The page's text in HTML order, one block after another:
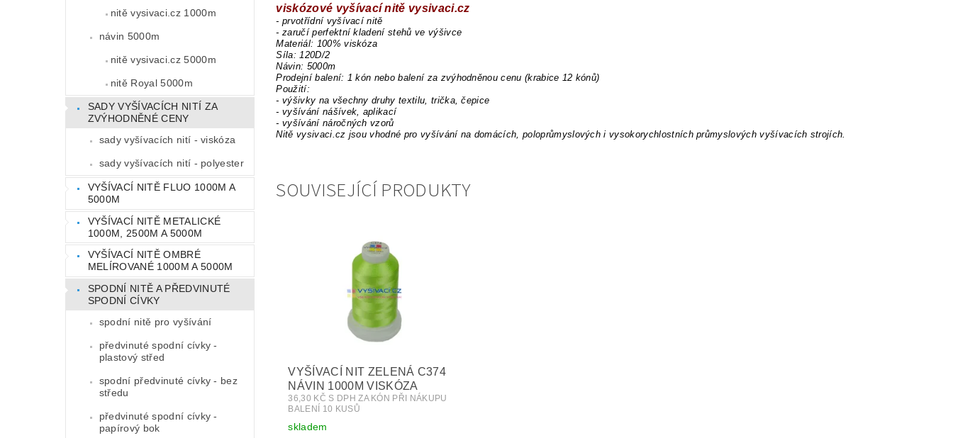
nitě vysivaci.cz 1000m
návin 5000m
nitě vysivaci.cz 5000m
nitě Royal 5000m
SADY VYŠÍVACÍCH NITÍ ZA
ZVÝHODNĚNÉ CENY
sady vyšívacích nití - viskóza
sady vyšívacích nití - polyester
VYŠÍVACÍ NITĚ FLUO 1000M A
5000M
VYŠÍVACÍ NITĚ METALICKÉ
1000M, 2500M A 5000M
VYŠÍVACÍ NITĚ OMBRÉ
MELÍROVANÉ 1000M A 5000M
SPODNÍ NITĚ A PŘEDVINUTÉ
SPODNÍ CÍVKY
spodní nitě pro vyšívání
předvinuté spodní cívky -
plastový střed
spodní předvinuté cívky - bez
středu
předvinuté spodní cívky -
papírový bok
viskózové vyšívací nitě vysivaci.cz
- prvotřídní vyšívací nitě
- zaručí perfektní kladení stehů ve výšivce
Materiál: 100% viskóza
Síla: 120D/2
Návin: 5000m
Prodejní balení: 1 kón nebo balení za zvýhodněnou cenu (krabice 12 kónů)
Použití:
- výšivky na všechny druhy textilu, trička, čepice
- vyšívání nášívek, aplikací
- vyšívání náročných vzorů
Nitě vysivaci.cz jsou vhodné pro vyšívání na domácích, poloprůmyslových i vysokorychlostních průmyslových vyšívacích strojích.
SOUVISEJÍCÍ PRODUKTY
VYŠÍVACÍ NIT ZELENÁ C374
NÁVIN 1000M VISKÓZA
36,30 KČ S DPH ZA KÓN PŘI NÁKUPU
BALENÍ 10 KUSŮ
skladem